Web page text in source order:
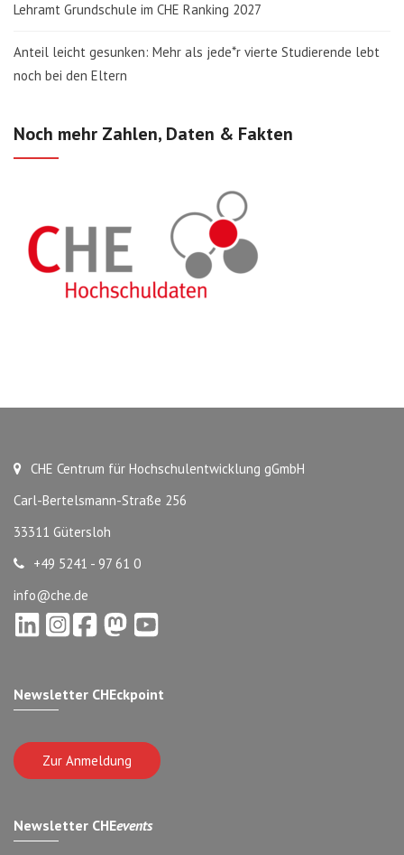
Lehramt Grundschule im CHE Ranking 2027
Anteil leicht gesunken: Mehr als jede*r vierte Studierende lebt
noch bei den Eltern
Noch mehr Zahlen, Daten & Fakten
CHE Centrum für Hochschulentwicklung gGmbH
Carl-Bertelsmann-Straße 256
33311 Gütersloh
+49 5241 - 97 61 0
info@che.de
Newsletter CHEckpoint
Zur Anmeldung
Newsletter CHEevents